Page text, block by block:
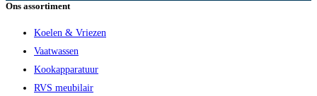
Ons assortiment
Koelen & Vriezen
Vaatwassen
Kookapparatuur
RVS meubilair